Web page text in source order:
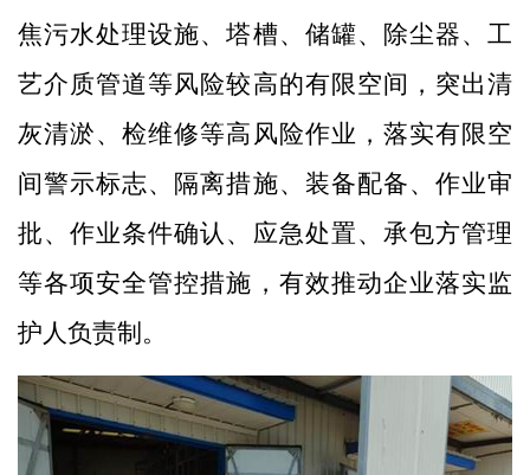
焦污水处理设施、塔槽、储罐、除尘器、工
艺介质管道等风险较高的有限空间，突出清
灰清淤、检维修等高风险作业，落实有限空
间警示标志、隔离措施、装备配备、作业审
批、作业条件确认、应急处置、承包方管理
等各项安全管控措施，有效推动企业落实监
护人负责制。